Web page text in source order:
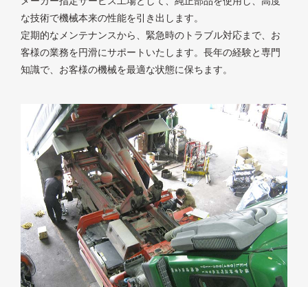
な技術で機械本来の性能を引き出します。
定期的なメンテナンスから、緊急時のトラブル対応まで、お
客様の業務を円滑にサポートいたします。長年の経験と専門
知識で、お客様の機械を最適な状態に保ちます。